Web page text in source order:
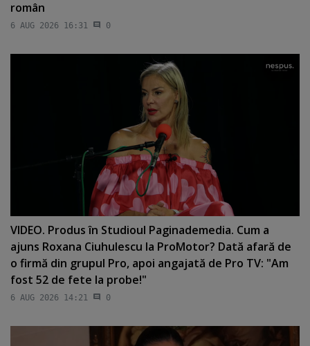
român
6 AUG 2026 16:31 0
VIDEO. Produs în Studioul Paginademedia. Cum a
ajuns Roxana Ciuhulescu la ProMotor? Dată afară de
o firmă din grupul Pro, apoi angajată de Pro TV: "Am
fost 52 de fete la probe!"
6 AUG 2026 14:21 0